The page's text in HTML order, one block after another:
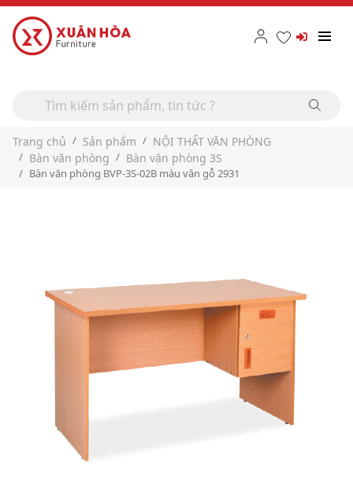
Trang chủ Sản phẩm
NỘI THẤT VĂN PHÒNG
Bàn văn phòng
Bàn văn phòng 3S
Bàn văn phòng BVP-3S-02B màu vân gỗ 2931